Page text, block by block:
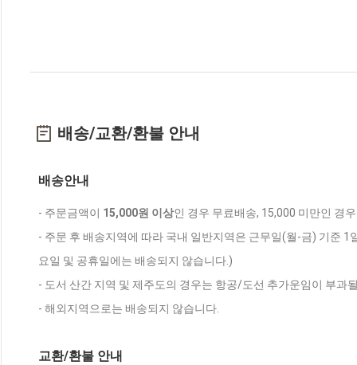
배송/교환/환불 안내
배송안내
- 주문금액이 15,000원 이상인 경우 무료배송, 15,000 미만인 경
- 주문 후 배송지역에 따라 국내 일반지역은 근무일(월-금) 기준
요일 및 공휴일에는 배송되지 않습니다.)
- 도서 산간 지역 및 제주도의 경우는 항공/도선 추가운임이 부과
- 해외지역으로는 배송되지 않습니다.
교환/환불 안내